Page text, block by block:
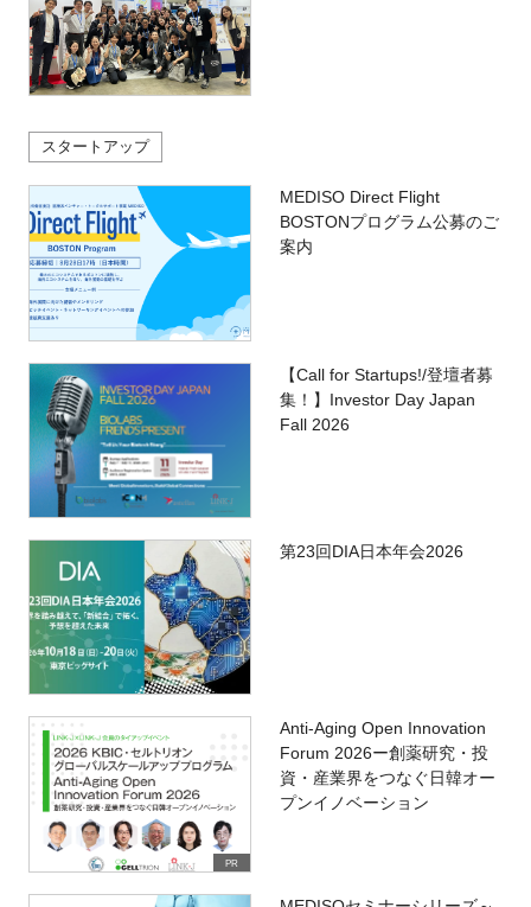
スタートアップ
MEDISO Direct Flight
BOSTONプログラム公募のご
案内
【Call for Startups!/登壇者募
集！】Investor Day Japan
Fall 2026
第23回DIA日本年会2026
PR
Anti-Aging Open Innovation
Forum 2026ー創薬研究・投
資・産業界をつなぐ日韓オー
プンイノベーション